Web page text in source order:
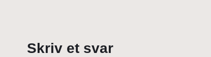
Skriv et svar